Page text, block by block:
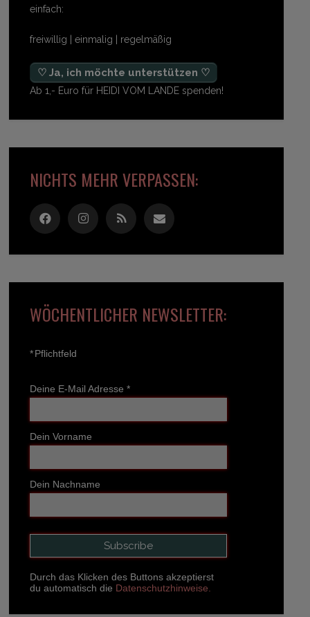
einfach:
freiwillig | einmalig | regelmäßig
♡ Ja, ich möchte unterstützen ♡
Ab 1,- Euro für HEIDI VOM LANDE spenden!
NICHTS MEHR VERPASSEN:
WÖCHENTLICHER NEWSLETTER:
*Pflichtfeld
Deine E-Mail Adresse *
Dein Vorname
Dein Nachname
Durch das Klicken des Buttons akzeptierst
du automatisch die Datenschutzhinweise.